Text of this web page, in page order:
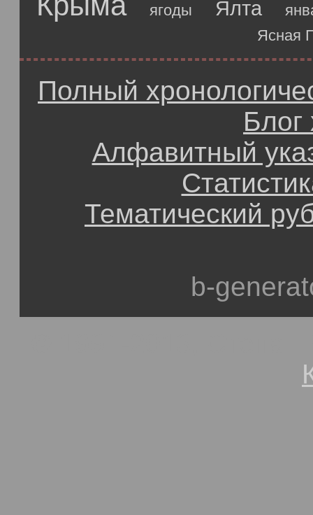
ягоды Ялта
Ясная
Полный
Блог
Алфавитный
Тематический
b-